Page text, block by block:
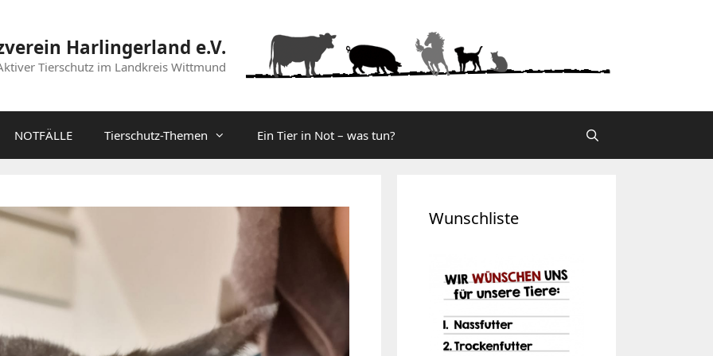
Harlingerland e.V.
Tierschutz im Landkreis Wittmund
NOTFÄLLE Tierschutz-Themen Ein Tier in Not – was tun?
Wunschliste